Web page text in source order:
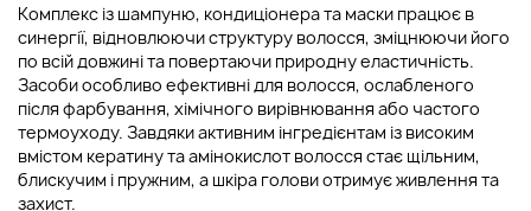
Комплекс із шампуню, кондиціонера та маски працює в
синергії, відновлюючи структуру волосся, зміцнюючи його
по всій довжині та повертаючи природну еластичність.
Засоби особливо ефективні для волосся, ослабленого
після фарбування, хімічного вирівнювання або частого
термоуходу. Завдяки активним інгредієнтам із високим
вмістом кератину та амінокислот волосся стає щільним,
блискучим і пружним, а шкіра голови отримує живлення та
захист.